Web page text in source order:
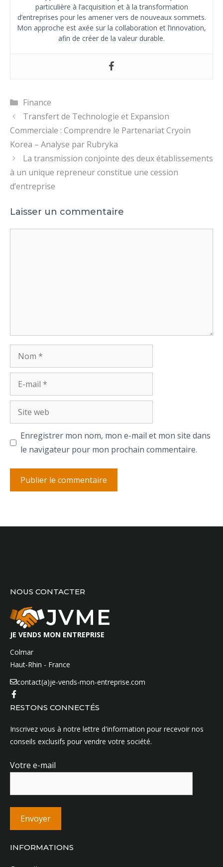
particulière à l’acquisition et à la transformation
d’entreprises pour les amener vers de nouveaux sommets.
Mon approche est axée sur la collaboration et l’innovation,
afin de créer de la valeur durable.
Catégories
Finance
Transfert de Technologie et Expansion
Commerciale : Comprendre le Partenariat Cryoin
Korea – Analyse par Rubryka
La transmission conjointe des deux établissements
à un unique repreneur constitue une cession
d’entreprise
Laisser un commentaire
Nom
mail
Site
web
Enregistrer mon nom, mon e-mail et mon site dans
le navigateur pour mon prochain commentaire.
NOUS CONTACTER
JE VENDS MON ENTREPRISE
Colmar
Haut-Rhin - France
contact(a)je-vends-mon-entreprise.com
RESTONS CONNECTÉS
Inscrivez vous à notre lettre d'information pour recevoir nos
conseils exclusifs pour vendre votre société.
Votre e-mail
INFORMATIONS